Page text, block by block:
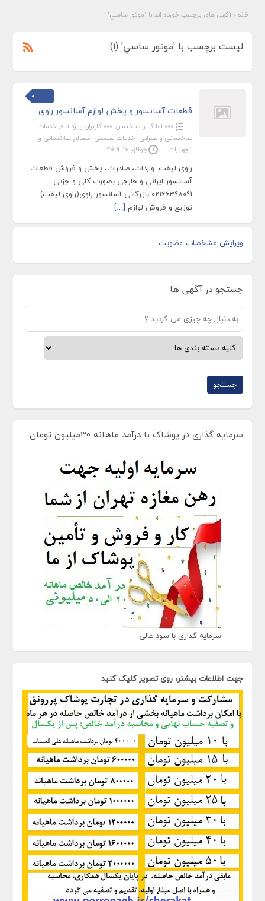
خانه » آگهی های برچسب خورده اند با "موتور ساسي"
لیست برچسب با 'موتور ساسي' (1)
قطعات آسانسور و پخش لوازم آسانسور راوی
»»» املاک و ساختمان, »»» کاربران ویژه vip , خدمات
ساختمانی و عمرانی, خدمات صنعتی, مصالح ساختمانی و
تجهیزات
جولای 10, 2019
راوی لیفت: واردات، صادرات، پخش و فروش قطعات
آسانسور ایرانی و خارجی بصورت کلی و جزئی
02166398091 بازرگانی آسانسور راوی(راوی لیفت):
توزیع و فروش لوازم […]
ویرایش مشخصات عضویت
جستجو در آگهی ها
سرمایه گذاری در پوشاک با درآمد ماهانه 30میلیون تومان
سرمایه گذاری با سود عالی
جهت اطلاعات بیشتر، روی تصویر کلیک کنید